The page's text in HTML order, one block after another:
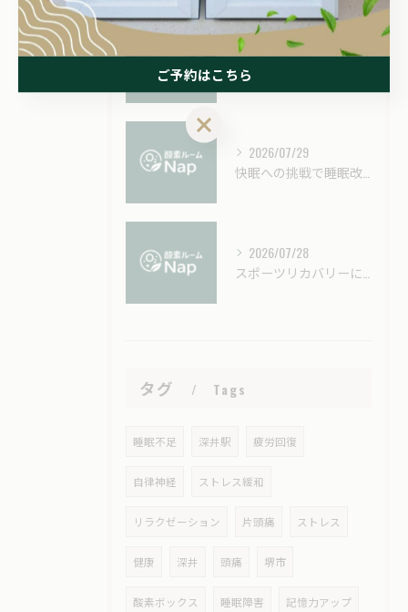
2026/08/01
2026/07/29
2026/07/28
タグ Tags
睡眠不足 深井駅 疲労回復
自律神経 ストレス緩和
リラクゼーション 片頭痛 ストレス
健康 深井 頭痛 堺市
酸素ボックス 睡眠障害 記憶力アップ
ご予約はこちら
ご予約はこちら